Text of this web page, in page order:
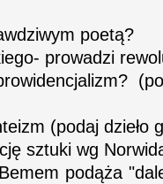
poetą?
prowadzi
(podaj dzieło
sztuki wg
podąża